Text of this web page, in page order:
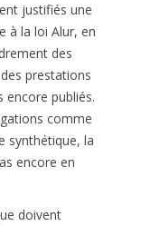
justifiés une
à la loi Alur, en
des
prestations
encore publiés.
comme
synthétique, la
encore en
doivent